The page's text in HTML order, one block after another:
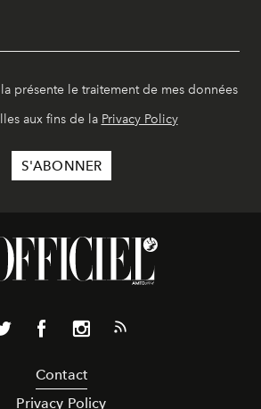
présente le traitement de mes données
aux fins de la Privacy Policy
Contact
Privacy Policy